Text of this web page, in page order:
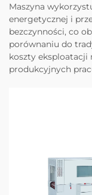
Maszyna
energetycznej i
bezczynności, co
porównaniu do
koszty eksploatacji
produkcyjnych